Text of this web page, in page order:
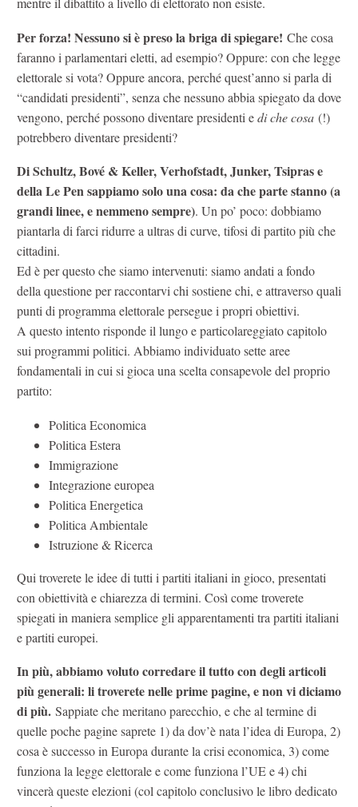
Per forza! Nessuno si è preso la briga di spiegare! Che cosa
faranno i parlamentari eletti, ad esempio? Oppure: con che legge
elettorale si vota? Oppure ancora, perché quest’anno si parla di
“candidati presidenti”, senza che nessuno abbia spiegato da dove
vengono, perché possono diventare presidenti edi che cosa (!)
potrebbero diventare presidenti?
Di Schultz, Bové & Keller, Verhofstadt, Junker, Tsipras e
della Le Pen sappiamo solo una cosa: da che parte stanno (a
grandi linee, e nemmeno sempre). Un po’ poco: dobbiamo
piantarla di farci ridurre a ultras di curve, tifosi di partito più che
cittadini.
Ed è per questo che siamo intervenuti: siamo andati a fondo
della questione per raccontarvi chi sostiene chi, e attraverso quali
punti di programma elettorale persegue i propri obiettivi.
A questo intento risponde il lungo e particolareggiato capitolo
sui programmi politici. Abbiamo individuato sette aree
fondamentali in cui si gioca una scelta consapevole del proprio
partito:
Politica Economica
Politica Estera
Immigrazione
Integrazione europea
Politica Energetica
Politica Ambientale
Istruzione & Ricerca
Qui troverete le idee di tutti i partiti italiani in gioco, presentati
con obiettività e chiarezza di termini. Così come troverete
spiegati in maniera semplice gli apparentamenti tra partiti italiani
e partiti europei.
In più, abbiamo voluto corredare il tutto con degli articoli
più generali: li troverete nelle prime pagine, e non vi diciamo
di più. Sappiate che meritano parecchio, e che al termine di
quelle poche pagine saprete 1) da dov’è nata l’idea di Europa, 2)
cosa è successo in Europa durante la crisi economica, 3) come
funziona la legge elettorale e come funziona l’UE e 4) chi
vincerà queste elezioni (col capitolo conclusivo le libro dedicato